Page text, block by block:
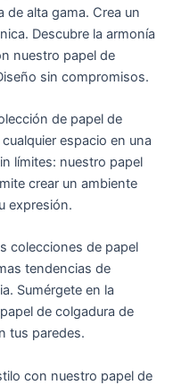
alta gama. Crea un
Descubre la armonía
nuestro papel de
sin compromisos.
de papel de
espacio en una
límites: nuestro papel
crear un ambiente
expresión.
colecciones de papel
tendencias de
Sumérgete en la
de colgadura de
tus paredes.
con nuestro papel de